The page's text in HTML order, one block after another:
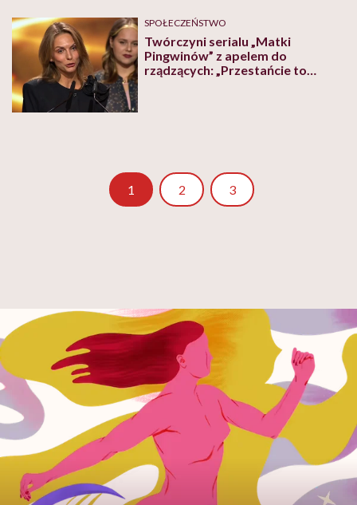
SPOŁECZEŃSTWO
Twórczyni serialu „Matki
Pingwinów” z apelem do
rządzących: „Przestańcie to
1 Strona
2 Strona
3